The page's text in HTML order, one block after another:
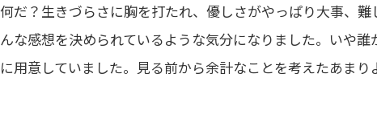
だ？生きづらさに胸を打たれ、優しさがやっぱり大事、難
な感想を決められているような気分になりました。いや誰
用意していました。見る前から余計なことを考えたあまり